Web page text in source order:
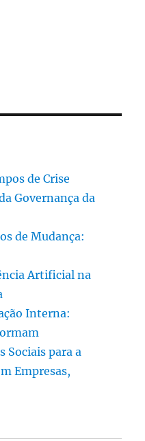
de Crise
Governança da
de Mudança:
Artificial na
Interna:
Sociais para a
Empresas,